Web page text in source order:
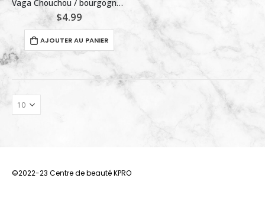
Vaga Chouchou / bourgogne a pois blanc /
$4.99
AJOUTER AU PANIER
©2022-23 Centre de beauté KPRO